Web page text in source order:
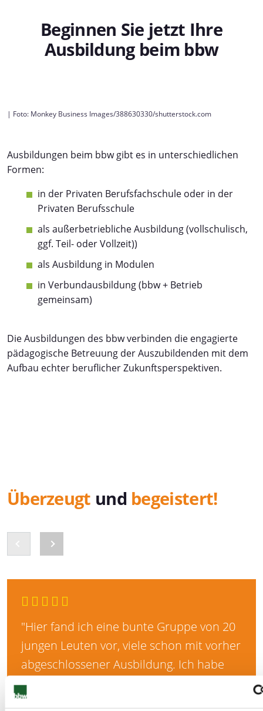
Beginnen Sie jetzt Ihre
Ausbildung beim bbw
Ausbildungen beim bbw gibt es in unterschiedlichen
Formen:
in der Privaten Berufsfachschule oder in der
Privaten Berufsschule
als außerbetriebliche Ausbildung (vollschulisch,
ggf. Teil- oder Vollzeit))
als Ausbildung in Modulen
in Verbundausbildung (bbw + Betrieb
gemeinsam)
Die Ausbildungen des bbw verbinden die engagierte
pädagogische Betreuung der Auszubildenden mit dem
Aufbau echter beruflicher Zukunftsperspektiven.
| Foto: Monkey Business Images/388630330/shutterstock.com
Überzeugt und begeistert!
"Hier fand ich eine bunte Gruppe von 20
jungen Leuten vor, viele schon mit vorher
abgeschlossener Ausbildung. Ich habe
hier so viel mitgenommen, was mir jetzt
hilft, wenn wir im Kollegenkreis